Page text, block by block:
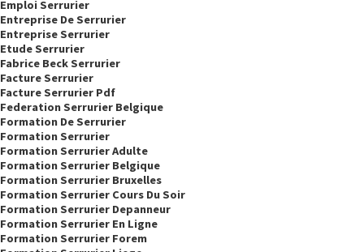
Emploi Serrurier
Entreprise De Serrurier
Entreprise Serrurier
Etude Serrurier
Fabrice Beck Serrurier
Facture Serrurier
Facture Serrurier Pdf
Federation Serrurier Belgique
Formation De Serrurier
Formation Serrurier
Formation Serrurier Adulte
Formation Serrurier Belgique
Formation Serrurier Bruxelles
Formation Serrurier Cours Du Soir
Formation Serrurier Depanneur
Formation Serrurier En Ligne
Formation Serrurier Forem